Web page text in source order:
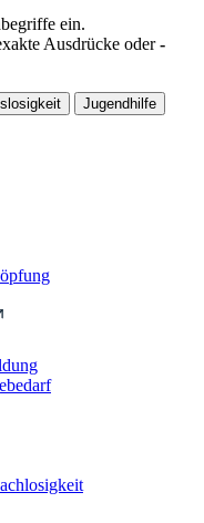
ein.
Ausdrücke oder-
Jugendhilfe